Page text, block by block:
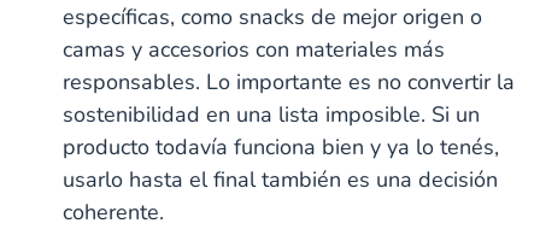
específicas, como snacks de mejor origen o
camas y accesorios con materiales más
responsables. Lo importante es no convertir la
sostenibilidad en una lista imposible. Si un
producto todavía funciona bien y ya lo tenés,
usarlo hasta el final también es una decisión
coherente.